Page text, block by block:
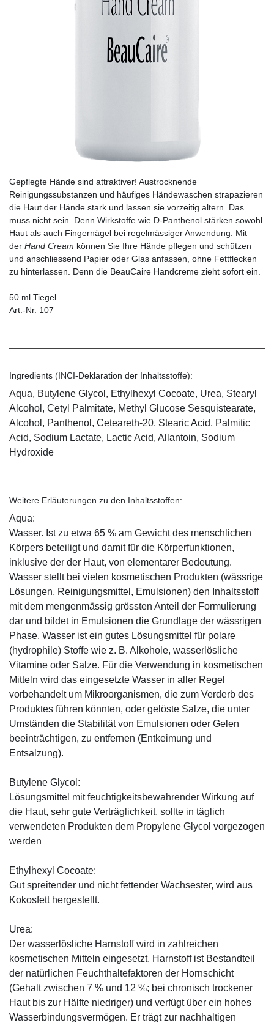
Gepflegte Hände sind attraktiver! Austrocknende
Reinigungssubstanzen und häufiges Händewaschen strapazieren
die Haut der Hände stark und lassen sie vorzeitig altern. Das
muss nicht sein. Denn Wirkstoffe wie D-Panthenol stärken sowohl
Haut als auch Fingernägel bei regelmässiger Anwendung. Mit
der Hand Cream können Sie Ihre Hände pflegen und schützen
und anschliessend Papier oder Glas anfassen, ohne Fettflecken
zu hinterlassen. Denn die BeauCaire Handcreme zieht sofort ein.
50 ml Tiegel
Art.-Nr. 107
Ingredients (INCI-Deklaration der Inhaltsstoffe):
Aqua, Butylene Glycol, Ethylhexyl Cocoate, Urea, Stearyl
Alcohol, Cetyl Palmitate, Methyl Glucose Sesquistearate,
Alcohol, Panthenol, Ceteareth-20, Stearic Acid, Palmitic
Acid, Sodium Lactate, Lactic Acid, Allantoin, Sodium
Hydroxide
Weitere Erläuterungen zu den Inhaltsstoffen:
Aqua:
Wasser. Ist zu etwa 65 % am Gewicht des menschlichen
Körpers beteiligt und damit für die Körperfunktionen,
inklusive der der Haut, von elementarer Bedeutung.
Wasser stellt bei vielen kosmetischen Produkten (wässrige
Lösungen, Reinigungsmittel, Emulsionen) den Inhaltsstoff
mit dem mengenmässig grössten Anteil der Formulierung
dar und bildet in Emulsionen die Grundlage der wässrigen
Phase. Wasser ist ein gutes Lösungsmittel für polare
(hydrophile) Stoffe wie z. B. Alkohole, wasserlösliche
Vitamine oder Salze. Für die Verwendung in kosmetischen
Mitteln wird das eingesetzte Wasser in aller Regel
vorbehandelt um Mikroorganismen, die zum Verderb des
Produktes führen könnten, oder gelöste Salze, die unter
Umständen die Stabilität von Emulsionen oder Gelen
beeinträchtigen, zu entfernen (Entkeimung und
Entsalzung).
Butylene Glycol:
Lösungsmittel mit feuchtigkeitsbewahrender Wirkung auf
die Haut, sehr gute Verträglichkeit, sollte in täglich
verwendeten Produkten dem Propylene Glycol vorgezogen
werden
Ethylhexyl Cocoate:
Gut spreitender und nicht fettender Wachsester, wird aus
Kokosfett hergestellt.
Urea:
Der wasserlösliche Harnstoff wird in zahlreichen
kosmetischen Mitteln eingesetzt. Harnstoff ist Bestandteil
der natürlichen Feuchthaltefaktoren der Hornschicht
(Gehalt zwischen 7 % und 12 %; bei chronisch trockener
Haut bis zur Hälfte niedriger) und verfügt über ein hohes
Wasserbindungsvermögen. Er trägt zur nachhaltigen